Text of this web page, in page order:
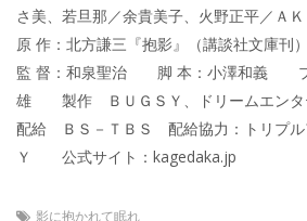
さ美、若旦那／余貴美子、火野正平／ＡＫ
原 作：北方謙三『抱影』（講談社文庫刊）
監 督：和泉聖治 脚 本：小澤和義 プ
雄 製作 ＢＵＧＳＹ、ドリームエン
配給 ＢＳ－ＴＢＳ 配給協力：トリプ
Ｙ 公式サイト：kagedaka.jp
影に抱かれて眠れ